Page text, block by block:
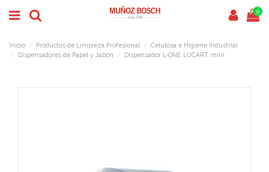
0
Inicio Productos de Limpieza Profesional
Celulosa e Higiene Industrial
Dispensadores de Papel y Jabón
Dispensador L-ONE LUCART mini